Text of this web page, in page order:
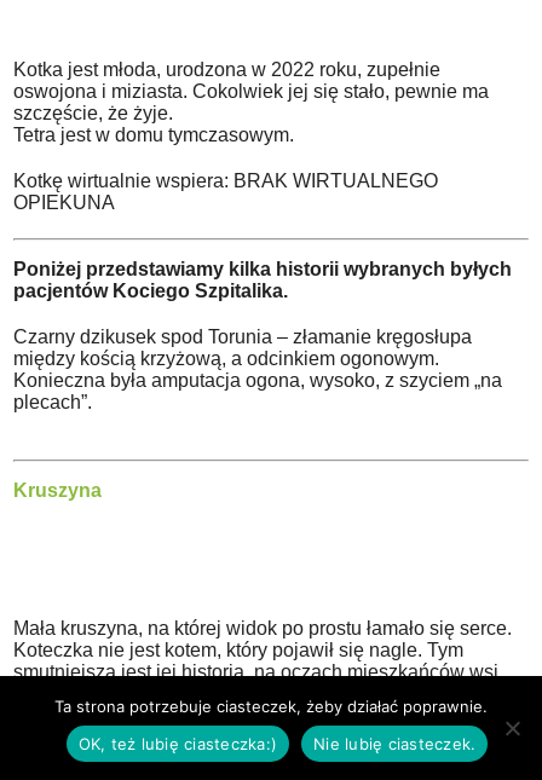
Kotka jest młoda, urodzona w 2022 roku, zupełnie
oswojona i miziasta. Cokolwiek jej się stało, pewnie ma
szczęście, że żyje.
Tetra jest w domu tymczasowym.
Kotkę wirtualnie wspiera: BRAK WIRTUALNEGO
OPIEKUNA
Poniżej przedstawiamy kilka historii wybranych byłych
pacjentów Kociego Szpitalika.
Czarny dzikusek spod Torunia – złamanie kręgosłupa
między kością krzyżową, a odcinkiem ogonowym.
Konieczna była amputacja ogona, wysoko, z szyciem „na
plecach”.
Kruszyna
Mała kruszyna, na której widok po prostu łamało się serce.
Koteczka nie jest kotem, który pojawił się nagle. Tym
smutniejsza jest jej historia, na oczach mieszkańców wsi
Ma około dwóch lat, a w dniu przyjęcia ważyła o połowę
mniej niż nasza ośmiomiesięczna Łyska. Tylko 1,6 kg
Ta strona potrzebuje ciasteczek, żeby działać poprawnie.
OK, też lubię ciasteczka:)
Nie lubię ciasteczek.